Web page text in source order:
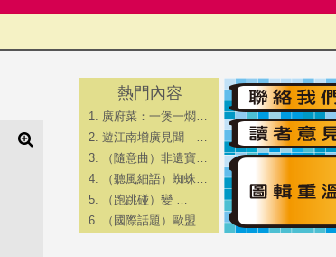
熱門內容
廣府菜：一煲一燜…
遊江南增廣見聞 …
（隨意曲）非遺寶…
（聽風細語）蜘蛛…
（跑跳碰）變 …
（國際話題）歐盟…